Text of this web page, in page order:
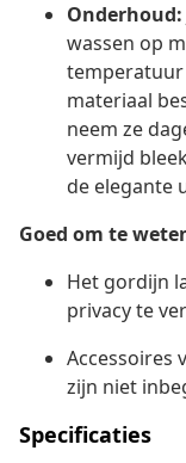
Onderhoud:
wassen op
temperatuur
materiaal
neem ze
vermijd
de elegante
Goed om te
Het gordijn
privacy te
Accessoires
zijn niet
Specificaties